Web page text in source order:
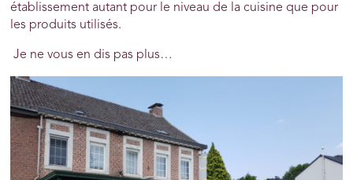
établissement autant pour le niveau de la cuisine que pour
les produits utilisés.
Je ne vous en dis pas plus…